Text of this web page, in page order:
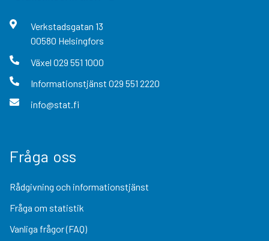
Verkstadsgatan 13
00580 Helsingfors
Växel 029 551 1000
Informationstjänst 029 551 2220
info@stat.fi
Fråga oss
Rådgivning och informationstjänst
Fråga om statistik
Vanliga frågor (FAQ)